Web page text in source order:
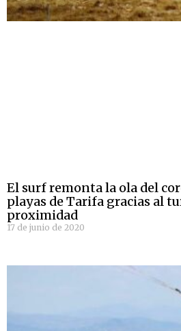
El surf remonta la ola del
playas de Tarifa gracias al
proximidad
17 de junio de 2020